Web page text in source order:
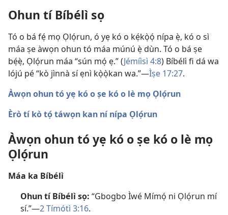
Ohun tí Bíbélì sọ
Tó o bá fẹ́ mọ Ọlọ́run, ó yẹ kó o kẹ́kọ̀ọ́ nípa ẹ̀, kó o sì
máa ṣe àwọn ohun tó máa múnú ẹ̀ dùn. Tó o bá ṣe
bẹ́ẹ̀, Ọlọ́run máa “sún mọ́ ẹ.” (Jémíìsì 4:8) Bíbélì fi dá wa
lójú pé “kò jìnnà sí ẹnì kọ̀ọ̀kan wa.”​—Ìṣe 17:27.
Àwọn ohun tó yẹ kó o ṣe kó o lè mọ Ọlọ́run
Èrò tí kò tọ́ táwọn kan ní nípa Ọlọ́run
Àwọn ohun tó yẹ kó o ṣe kó o lè mọ
Ọlọ́run
Máa ka Bíbélì
Ohun tí Bíbélì sọ: “Gbogbo Ìwé Mímọ́ ni Ọlọ́run mí
sí.”​—2 Tímótì 3:16.